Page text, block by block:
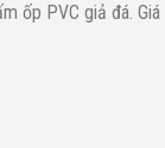
ốp PVC giả đá. Giá